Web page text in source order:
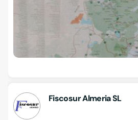
Fiscosur Almeria SL